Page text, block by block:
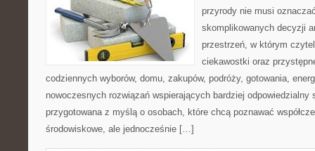
przyrody nie musi
skomplikowanych decyzji
przestrzeń, w którym
ciekawostki oraz
codziennych wyborów, domu, zakupów, podróży, gotowania,
nowoczesnych rozwiązań wspierających bardziej odpowiedzialny
przygotowana z myślą o osobach, które chcą poznawać
środowiskowe, ale jednocześnie […]